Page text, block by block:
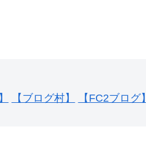
【ブログ村】 【FC2ブログ】